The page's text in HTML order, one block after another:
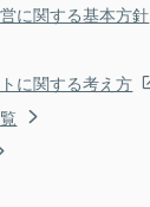
に関する基本方針
に関する考え方